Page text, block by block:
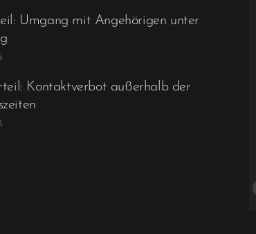
Umgang mit Angehörigen unter
Kontaktverbot außerhalb der